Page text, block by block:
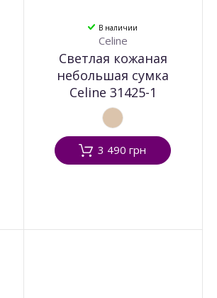
В наличии
Celine
Светлая кожаная
небольшая сумка
Celine 31425-1
3 490 грн